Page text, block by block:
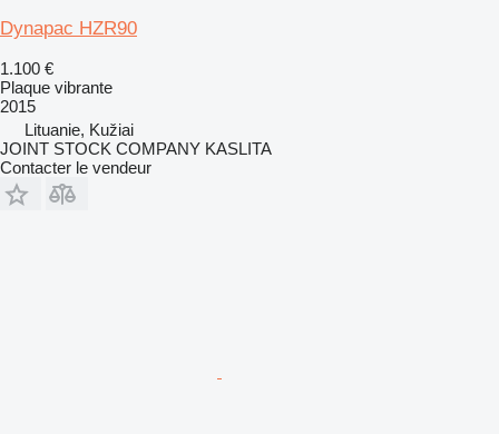
Dynapac HZR90
1.100 €
Plaque vibrante
2015
Lituanie, Kužiai
JOINT STOCK COMPANY KASLITA
Contacter le vendeur